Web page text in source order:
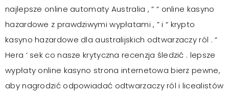
najlepsze online automaty Australia , ” “ online kasyno
hazardowe z prawdziwymi wypłatami , ” i “ krypto
kasyno hazardowe dla australijskich odtwarzaczy ról . “
Hera ‘ sek co nasze krytyczna recenzja śledzić . lepsze
wypłaty online kasyno strona internetowa bierz pewne,
aby nagrodzić odpowiadać odtwarzaczy ról i licealistów